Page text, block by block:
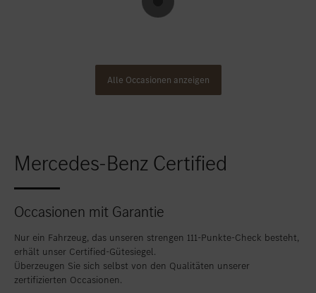
Alle Occasionen anzeigen
Mercedes-Benz Certified
Occasionen mit Garantie
Nur ein Fahrzeug, das unseren strengen 111-Punkte-Check besteht,
erhält unser Certified-Gütesiegel.
Überzeugen Sie sich selbst von den Qualitäten unserer
zertifizierten Occasionen.